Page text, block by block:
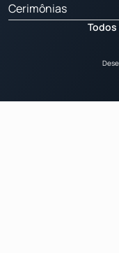
Cerimônias